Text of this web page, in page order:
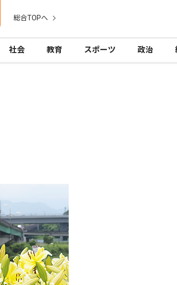
総合TOPへ
社会 教育 スポーツ 政治